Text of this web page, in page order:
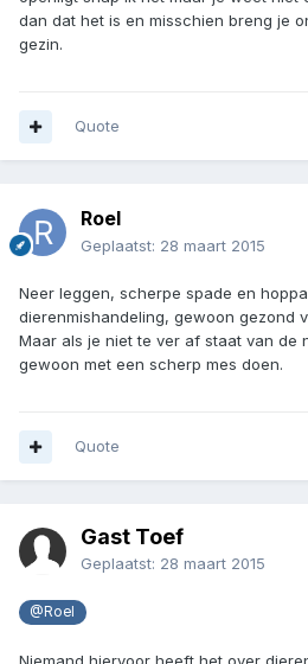
dan dat het is en misschien breng je
gezin.
Quote
Roel
Geplaatst: 28 maart 2015
Neer leggen, scherpe spade en
dierenmishandeling, gewoon gezond
Maar als je niet te ver af staat van de
gewoon met een scherp mes doen.
Quote
Gast Toef
Geplaatst: 28 maart 2015
@Roel
Niemand hiervoor heeft het over